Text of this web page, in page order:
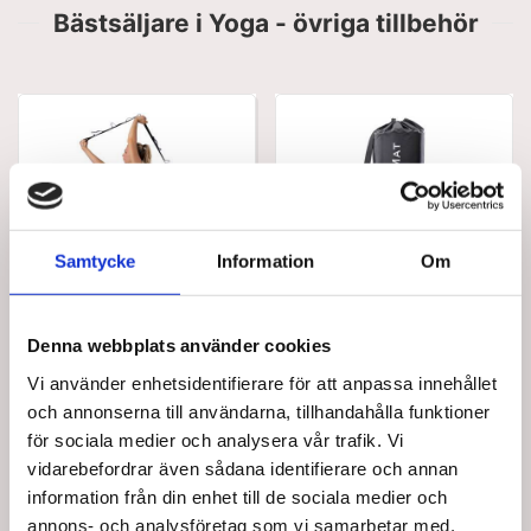
Samtycke Information Om
Denna webbplats använder cookies
Vi använder enhetsidentifierare för att anpassa innehållet
och annonserna till användarna, tillhandahålla funktioner
för sociala medier och analysera vår trafik. Vi
vidarebefordrar även sådana identifierare och annan
information från din enhet till de sociala medier och
annons- och analysföretag som vi samarbetar med.
Bästsäljare i Yoga - övriga tillbehör
SEK 142,50/ St.
SEK 114,00 Exkl. moms
Lägg i
varukorg
SEK 142,50/ St.
SEK 114,00 Exkl. moms
Lägg i
varukorg